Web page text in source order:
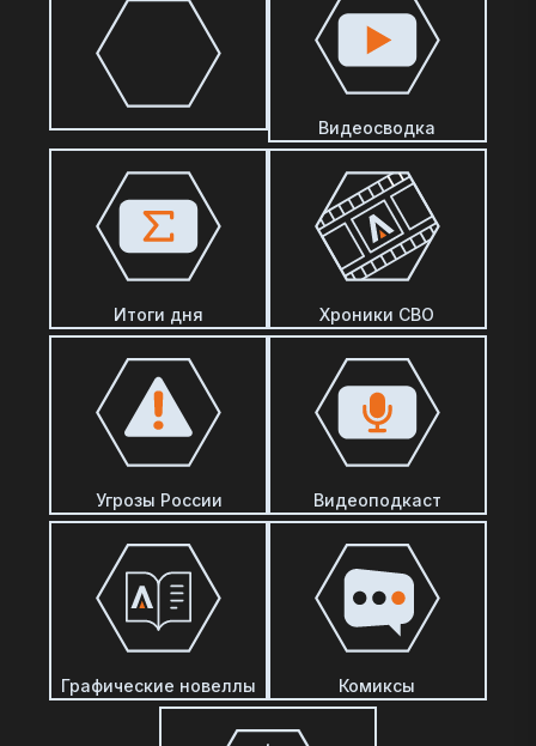
Видеосводка
Итоги дня Хроники СВО
Угрозы России Видеоподкаст
Графические новеллы Комиксы